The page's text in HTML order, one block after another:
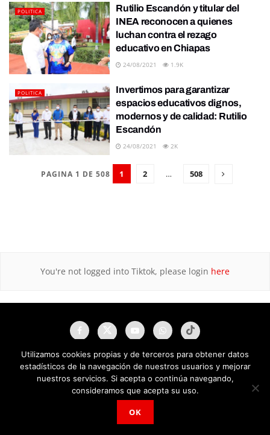
POLITICA
Rutilio Escandón y titular del
INEA reconocen a quienes
luchan contra el rezago
educativo en Chiapas
24/08/2021 1.9K
POLITICA
Invertimos para garantizar
espacios educativos dignos,
modernos y de calidad: Rutilio
Escandón
24/08/2021 2K
PAGINA 1 DE 508 1 2 … 508
You're not logged into Tiktok, please login here
NAU Noticias A Tiempo Universales © 2025
Utilizamos cookies propias y de terceros para obtener datos
estadísticos de la navegación de nuestros usuarios y mejorar
nuestros servicios. Si acepta o continúa navegando,
consideramos que acepta su uso.
OK